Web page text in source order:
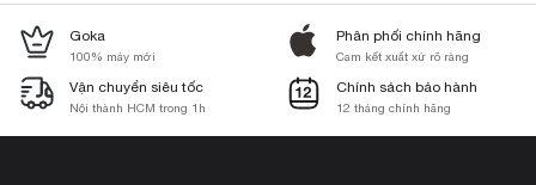
Goka
100% máy mới
Phân phối chính hãng
Cam kết xuất xứ rõ ràng
Vận chuyển siêu tốc
Nội thành HCM trong 1h
Chính sách bảo hành
12 tháng chính hãng